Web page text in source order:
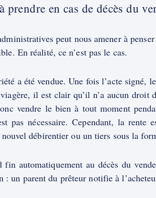
prendre en cas de décès du
peut nous amener à
En réalité, ce n’est pas le cas.
a été vendue. Une fois l’acte signé,
il est clair qu’il n’a aucun droit
vendre le bien à tout moment
pas nécessaire. Cependant, la
débirentier ou un tiers sous la
automatiquement au décès du
un parent du prêteur notifie à